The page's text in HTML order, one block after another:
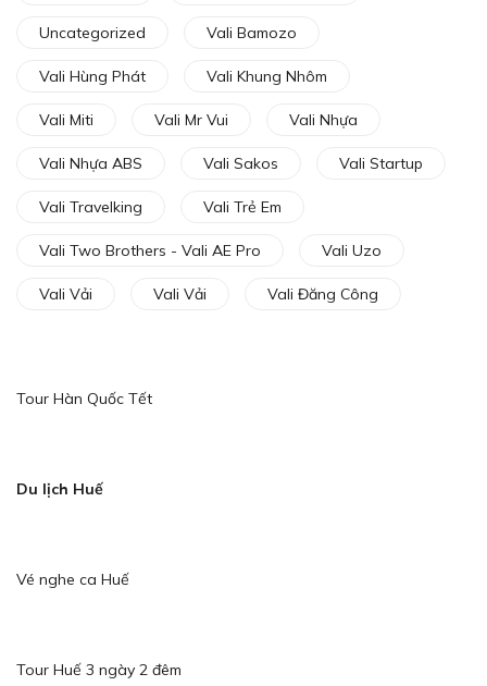
Uncategorized Vali Bamozo
Vali Hùng Phát Vali Khung Nhôm
Vali Miti Vali Mr Vui Vali Nhựa
Vali Nhựa ABS Vali Sakos Vali Startup
Vali Travelking Vali Trẻ Em
Vali Two Brothers - Vali AE Pro Vali Uzo
Vali Vải Vali Vải Vali Đăng Công
Tour Hàn Quốc Tết
Du lịch Huế
Vé nghe ca Huế
Tour Huế 3 ngày 2 đêm